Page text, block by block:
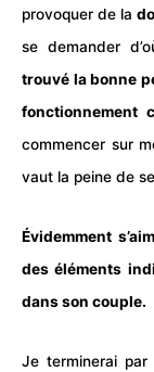
provoquer de la
se demander
trouvé la bonne
fonctionnement
commencer sur
vaut la peine de
Évidemment
des éléments
dans son couple.
Je terminerai